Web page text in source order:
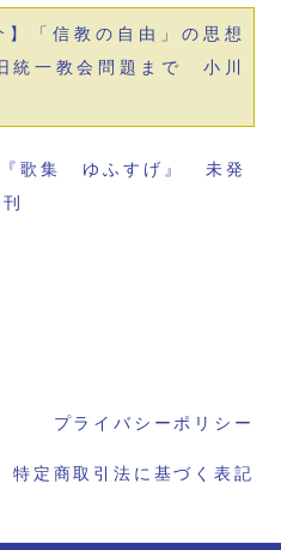
】「信教の自由」の思想
統一教会問題まで 小川
『歌集 ゆふすげ』 未発
プライバシーポリシー
特定商取引法に基づく表記